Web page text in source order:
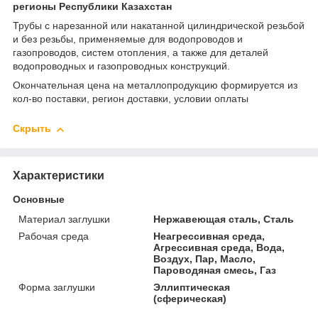
регионы Республики Казахстан
Трубы с нарезанной или накатанной цилиндрической резьбой
и без резьбы, применяемые для водопроводов и
газопроводов, систем отопления, а также для деталей
водопроводных и газопроводных конструкций.
Окончательная цена на металлопродукцию формируется из
кол-во поставки, регион доставки, условии оплаты
Скрыть
Характеристики
Основные
Материал заглушки
Нержавеющая сталь, Сталь
Рабочая среда
Неагрессивная среда,
Агрессивная среда, Вода,
Воздух, Пар, Масло,
Пароводяная смесь, Газ
Форма заглушки
Эллиптическая
(сферическая)